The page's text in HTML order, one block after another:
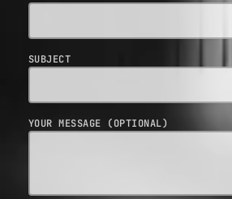
SUBJECT
YOUR MESSAGE (OPTIONAL)